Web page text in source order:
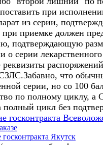
при
из серии,
приемке должен
подтверждающую
о серии
реквизиты
что
серии, но со 100
по полному циклу, а
полный цикл без
госконтракта
Якутск